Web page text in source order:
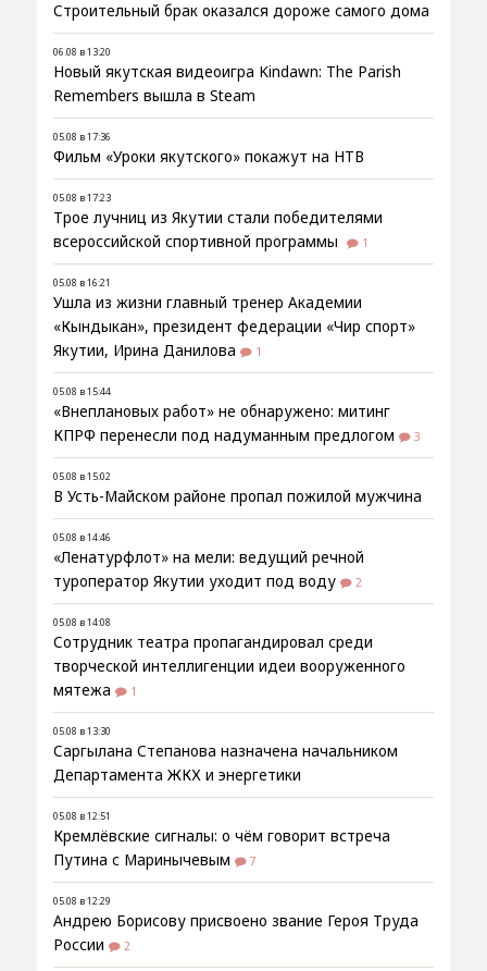
Строительный брак оказался дороже самого дома
06.08 в 13:20
Новый якутская видеоигра Kindawn: The Parish
Remembers вышла в Steam
05.08 в 17:36
Фильм «Уроки якутского» покажут на НТВ
05.08 в 17:23
Трое лучниц из Якутии стали победителями
всероссийской спортивной программы
1
05.08 в 16:21
Ушла из жизни главный тренер Академии
«Кындыкан», президент федерации «Чир спорт»
Якутии, Ирина Данилова
1
05.08 в 15:44
«Внеплановых работ» не обнаружено: митинг
КПРФ перенесли под надуманным предлогом
3
05.08 в 15:02
В Усть-Майском районе пропал пожилой мужчина
05.08 в 14:46
«Ленатурфлот» на мели: ведущий речной
туроператор Якутии уходит под воду
2
05.08 в 14:08
Сотрудник театра пропагандировал среди
творческой интеллигенции идеи вооруженного
мятежа
1
05.08 в 13:30
Саргылана Степанова назначена начальником
Департамента ЖКХ и энергетики
05.08 в 12:51
Кремлёвские сигналы: о чём говорит встреча
Путина с Маринычевым
7
05.08 в 12:29
Андрею Борисову присвоено звание Героя Труда
России
2